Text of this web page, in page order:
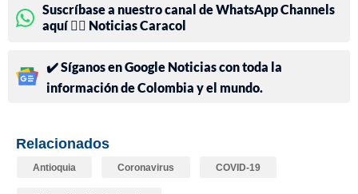
Suscríbase a nuestro canal de WhatsApp Channels
aquí 👉🏻 Noticias Caracol
✔️ Síganos en Google Noticias con toda la
información de Colombia y el mundo.
Relacionados
Antioquia Coronavirus COVID-19